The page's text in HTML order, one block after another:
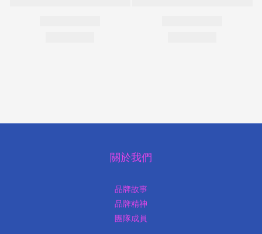
關於我們
品牌故事
品牌精神
團隊成員